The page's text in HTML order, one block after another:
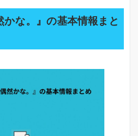
かな。』の基本情報まと